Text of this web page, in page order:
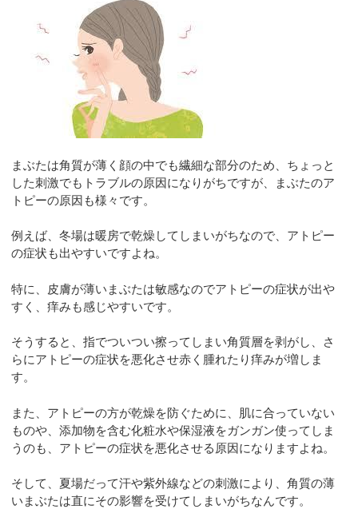
まぶたは角質が薄く顔の中でも繊細な部分のため、ちょっと
した刺激でもトラブルの原因になりがちですが、まぶたのア
トピーの原因も様々です。
例えば、冬場は暖房で乾燥してしまいがちなので、アトピー
の症状も出やすいですよね。
特に、皮膚が薄いまぶたは敏感なのでアトピーの症状が出や
すく、痒みも感じやすいです。
そうすると、指でついつい擦ってしまい角質層を剥がし、さ
らにアトピーの症状を悪化させ赤く腫れたり痒みが増しま
す。
また、アトピーの方が乾燥を防ぐために、肌に合っていない
ものや、添加物を含む化粧水や保湿液をガンガン使ってしま
うのも、アトピーの症状を悪化させる原因になりますよね。
そして、夏場だって汗や紫外線などの刺激により、角質の薄
いまぶたは直にその影響を受けてしまいがちなんです。